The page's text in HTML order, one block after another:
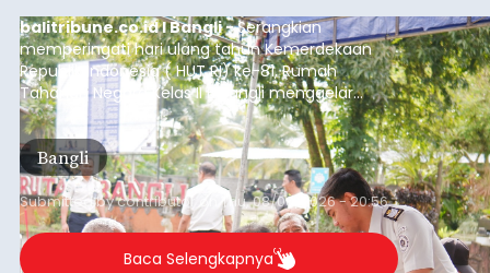
balitribune.co.id I Bangli -Serangkian
memperingati hari ulang tahun Kemerdekaan
Republik Indonesia ( HUT RI) ke-81, Rumah
Tahanan Negara Kelas II B Bangli menggelar
kegiatan pemeriksaan kesehatan gratis, Rabu
(6/8/2026).
Bangli
Submitted bycontributor Thu, 08/06/2026 - 20:56
Baca Selengkapnya